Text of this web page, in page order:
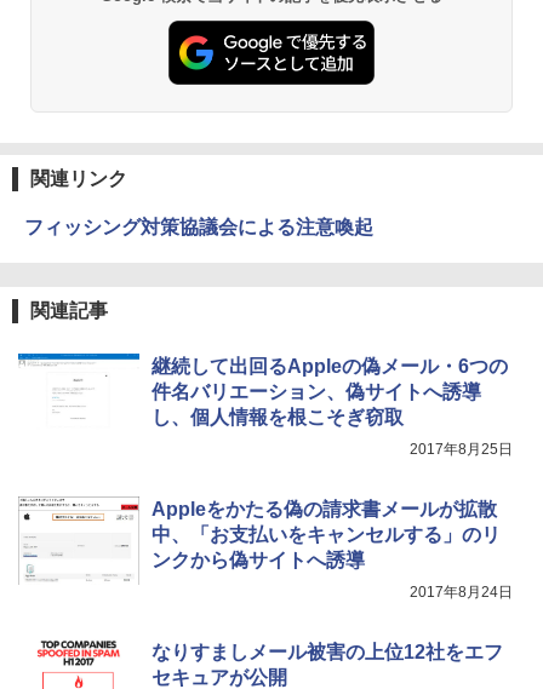
関連リンク
フィッシング対策協議会による注意喚起
関連記事
継続して出回るAppleの偽メール・6つの
件名バリエーション、偽サイトへ誘導
し、個人情報を根こそぎ窃取
2017年8月25日
Appleをかたる偽の請求書メールが拡散
中、「お支払いをキャンセルする」のリ
ンクから偽サイトへ誘導
2017年8月24日
なりすましメール被害の上位12社をエフ
セキュアが公開